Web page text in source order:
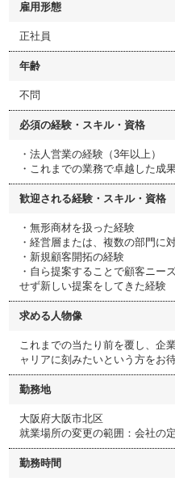
雇用形態
正社員
年齢
不問
必須の経験・スキル・資格
・法人営業の経験（3年以上）
・これまでの業務で卓越した成
歓迎される経験・スキル・資格
・無形商材を扱った経験
・経営層または、複数の部門に
・新規顧客開拓の経験
・自ら提案することで顧客ニー
せず新しい提案をしてきた経験
求める人物像
これまでの当たり前を覆し、企
ャリアに刻みたいという方をお
勤務地
大阪府大阪市北区
就業場所の変更の範囲：会社の
勤務時間